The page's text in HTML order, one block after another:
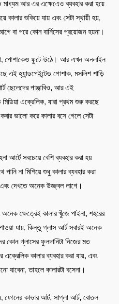
আর এর এক্ষেএেও ব্যবহার করা হয়ে
শুকিয়ে যায় এবং সেটা স্থায়ী হয়,
বা পরে কোন বার্নিসের প্রয়োজন হয়না।
পোশাকেও ফুটে উঠে। আর এখন অনলাইন
এই হ্যান্ডপেইন্টেড পোশাক, মসলিশ শাড়ি
ছেলেদের পাঞ্জাবিও, আর এই
মিডিয়া এক্রেলিক, যারা প্রথম শুরু করছে
ভালো করে কালার বসে গেলে সেটা
আর্টে সবচেয়ে বেশি ব্যবহার করা হয়
না মিশিয়ে শুধু কালার ব্যবহার করা
দেখতে অনেক উজ্জ্বল লাগে।
ক্ষেত্রেই কালার খুঁজে পাইনা, শহরের
যায়, কিন্তু গ্লাস আর্ট সবারই অনেক
কোন গ্লাসের ফুলদানিটা নিজের মত
এক্রেলিক কালার ব্যবহার করা যায়, এবং
যাবেনা, তাহলে কালারটা বসেনা।
ফোনের কাভার আর্ট, সাগ্লা আর্ট, বোতল